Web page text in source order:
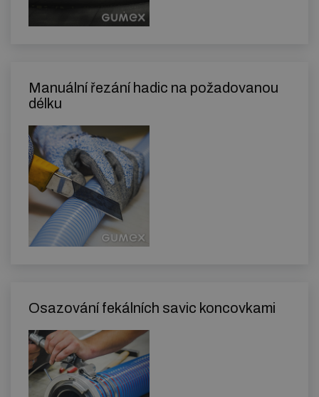
Manuální řezání hadic na požadovanou
délku
Osazování fekálních savic koncovkami